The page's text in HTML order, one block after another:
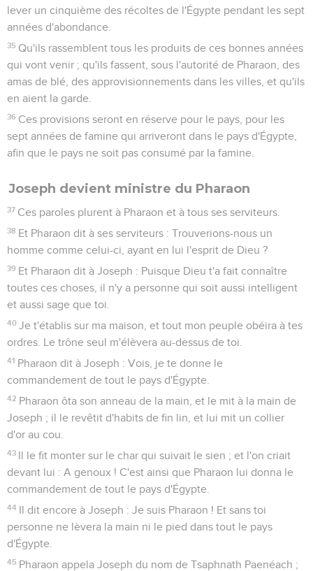
lever un cinquième des récoltes de l'Égypte pendant les sept
années d'abondance.
35 Qu'ils rassemblent tous les produits de ces bonnes années
qui vont venir ; qu'ils fassent, sous l'autorité de Pharaon, des
amas de blé, des approvisionnements dans les villes, et qu'ils
en aient la garde.
36 Ces provisions seront en réserve pour le pays, pour les
sept années de famine qui arriveront dans le pays d'Égypte,
afin que le pays ne soit pas consumé par la famine.
Joseph devient ministre du Pharaon
37 Ces paroles plurent à Pharaon et à tous ses serviteurs.
38 Et Pharaon dit à ses serviteurs : Trouverions-nous un
homme comme celui-ci, ayant en lui l'esprit de Dieu ?
39 Et Pharaon dit à Joseph : Puisque Dieu t'a fait connaître
toutes ces choses, il n'y a personne qui soit aussi intelligent
et aussi sage que toi.
40 Je t'établis sur ma maison, et tout mon peuple obéira à tes
ordres. Le trône seul m'élèvera au-dessus de toi.
41 Pharaon dit à Joseph : Vois, je te donne le
commandement de tout le pays d'Égypte.
42 Pharaon ôta son anneau de la main, et le mit à la main de
Joseph ; il le revêtit d'habits de fin lin, et lui mit un collier
d'or au cou.
43 Il le fit monter sur le char qui suivait le sien ; et l'on criait
devant lui : A genoux ! C'est ainsi que Pharaon lui donna le
commandement de tout le pays d'Égypte.
44 Il dit encore à Joseph : Je suis Pharaon ! Et sans toi
personne ne lèvera la main ni le pied dans tout le pays
d'Égypte.
45 Pharaon appela Joseph du nom de Tsaphnath Paenéach ;